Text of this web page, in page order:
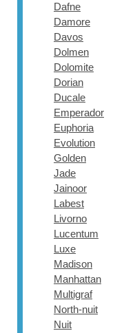
Dafne
Damore
Davos
Dolmen
Dolomite
Dorian
Ducale
Emperador
Euphoria
Evolution
Golden
Jade
Jainoor
Labest
Livorno
Lucentum
Luxe
Madison
Manhattan
Multigraf
North-nuit
Nuit